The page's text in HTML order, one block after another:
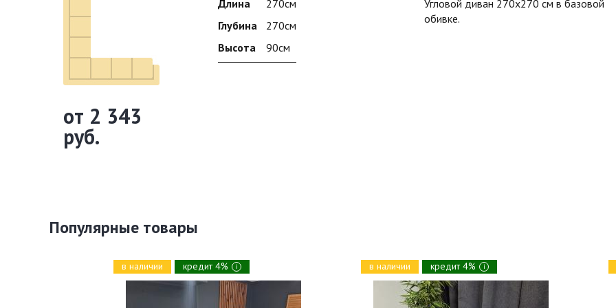
от 2 343
руб.
Длина
270см
Глубина
270см
Высота
90см
Угловой диван 270х270 см в базовой
обивке.
Популярные товары
в наличии кредит 4% i в наличии кредит 4% i